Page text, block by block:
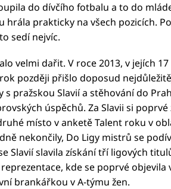
do dívčího fotbalu a to do
hrála prakticky na všech pozicích.
sedí nejvíc.
velmi dařit. V roce 2013, v jejích
později přišlo doposud
s pražskou Slavií a stěhování do
úspěchů. Za Slavii si poprvé
místo v anketě Talent roku v
nekončily, Do Ligy mistrů se
Slavií slavila získání tří ligových
kde se poprvé objevila
brankářkou v A-týmu žen.